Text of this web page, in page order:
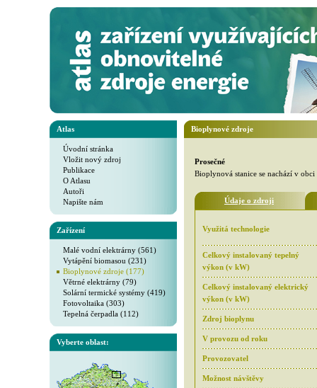
Atlas
Úvodní stránka
Vložit nový zdroj
Publikace
O Atlasu
Autoři
Napište nám
Zařízení
Malé vodní elektrárny (561)
Vytápění biomasou (231)
Bioplynové zdroje (177)
Větrné elektrárny (79)
Solární termické systémy (419)
Fotovoltaika (303)
Tepelná čerpadla (112)
Vyberte oblast:
Bioplynové zdroje
Prosečné
Bioplynová stanice se nachází v
Údaje o zdroji
Využitá technologie
Celkový instalovaný tepelný
výkon (v kW)
Celkový instalovaný elektrický
výkon (v kW)
Zdroj bioplynu
V provozu od roku
Provozovatel
Možnost návštěvy